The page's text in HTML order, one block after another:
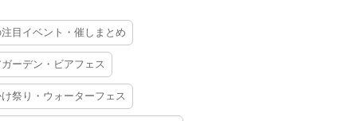
目イベント・催しまとめ
ーデン・ビアフェス
祭り・ウォーターフェス